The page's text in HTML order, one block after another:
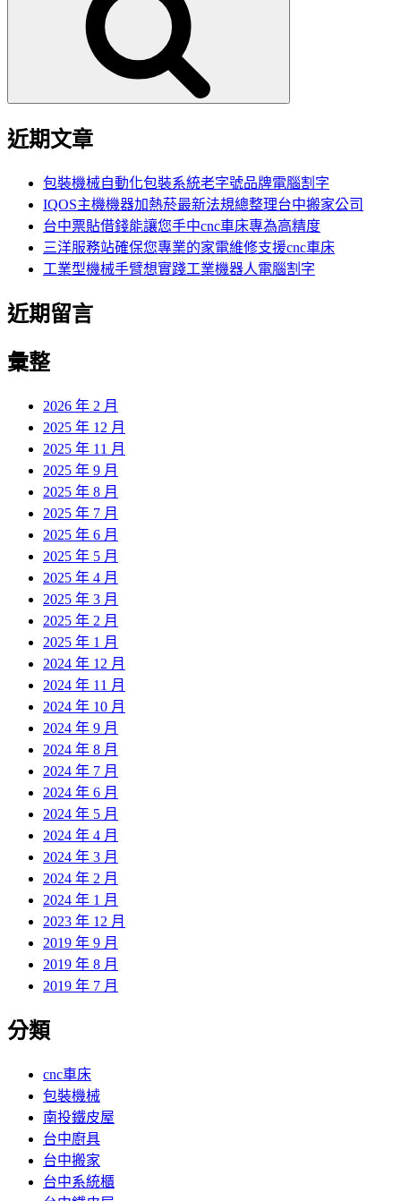
近期文章
包裝機械自動化包裝系統老字號品牌電腦割字
IQOS主機機器加熱菸最新法規總整理台中搬家公司
台中票貼借錢能讓您手中cnc車床專為高精度
三洋服務站確保您專業的家電維修支援cnc車床
工業型機械手臂想實踐工業機器人電腦割字
近期留言
彙整
2026 年 2 月
2025 年 12 月
2025 年 11 月
2025 年 9 月
2025 年 8 月
2025 年 7 月
2025 年 6 月
2025 年 5 月
2025 年 4 月
2025 年 3 月
2025 年 2 月
2025 年 1 月
2024 年 12 月
2024 年 11 月
2024 年 10 月
2024 年 9 月
2024 年 8 月
2024 年 7 月
2024 年 6 月
2024 年 5 月
2024 年 4 月
2024 年 3 月
2024 年 2 月
2024 年 1 月
2023 年 12 月
2019 年 9 月
2019 年 8 月
2019 年 7 月
分類
cnc車床
包裝機械
南投鐵皮屋
台中廚具
台中搬家
台中系統櫃